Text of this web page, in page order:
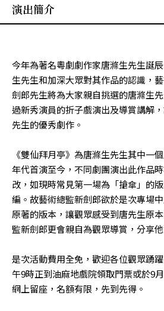
演出簡介
今年為著名粵劇劇作家唐滌生先生誕
生先生和加深大眾對其作品的認識，
劍郎先生將為大家親自挑選的唐滌生
過新秀演員的折子戲演出及導賞講解
先生的優秀劇作。
《雙仙拜月亭》為唐滌生先生其中一
年代首演至今，不同劇團演出此作品
改，如現時常見第一場為「搶傘」的
編。故藝術總監新劍郎欲於是次專場
原著的版本，讓觀眾感受到唐先生原
監新劍郎更會親自為觀眾導賞，分享
是次活動費用全免，歡迎各位觀眾踴
午9時正到油麻地戲院領取門票或於9
網上留座 ，名額有限，先到先得。